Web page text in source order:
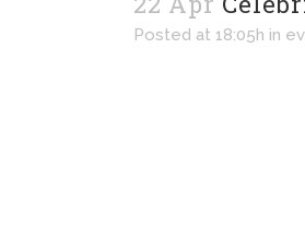
Posted at 18:05h in